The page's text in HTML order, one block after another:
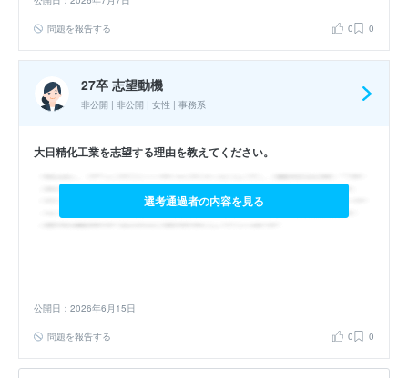
問題を報告する 0 0
27卒 志望動機
非公開 | 非公開 | 女性 | 事務系
大日精化工業を志望する理由を教えてください。
選考通過者の内容を見る
公開日：2026年6月15日
問題を報告する 0 0